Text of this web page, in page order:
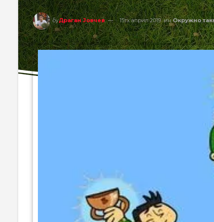
бyДраган Јовчев 15тх април 2019 ин Окружно